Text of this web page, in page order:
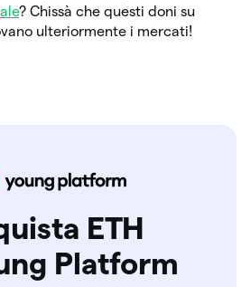
? Chissà che questi doni su
ulteriormente i mercati!
ETH
Platform